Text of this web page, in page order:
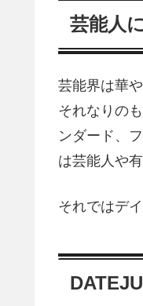
芸能人
芸能界は華
それなりの
ンダード、
は芸能人や
それではデ